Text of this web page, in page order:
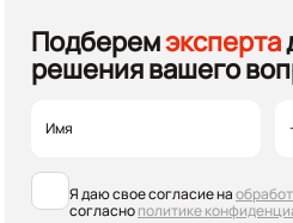
Подберемэксперта
решения вашего
Я даю свое согласие на
согласнополитике